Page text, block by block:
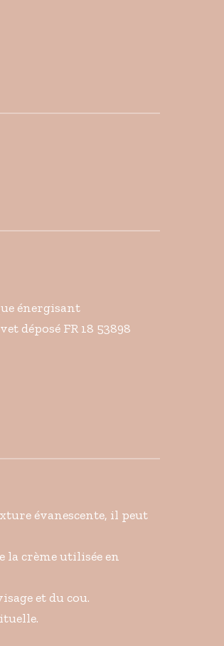
énergisant
déposé FR 18 53898
évanescente, il peut
la crème utilisée en
et du cou.